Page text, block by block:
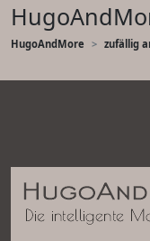
HugoAndMore zufällig